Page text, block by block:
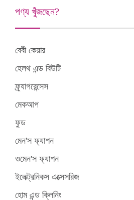
পণ্য খুঁজছেন?
বেবী কেয়ার
হেলথ এন্ড বিউটি
ফ্র্যাগরেন্সেস
মেকআপ
ফুড
মেন'স ফ্যাশন
ওমেন'স ফ্যাশন
ইলেক্ট্রনিকস এক্সেসরিজ
হোম এন্ড ক্লিনিং